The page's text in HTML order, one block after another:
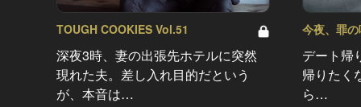
TOUGH COOKIES Vol.51
深夜3時、妻の出張先ホテルに突然
現れた夫。差し入れ目的だという
が、本音は…
今夜、罪
デート帰
帰りたく
ら…